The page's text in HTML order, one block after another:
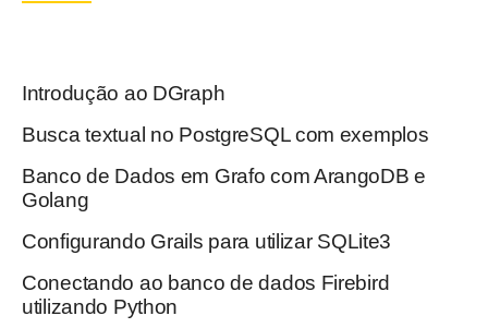
Postado em
Introdução ao DGraph
Busca textual no PostgreSQL com exemplos
Postado em
Banco de Dados em Grafo com ArangoDB e
Golang
Postado em
Configurando Grails para utilizar SQLite3
Postado em
Conectando ao banco de dados Firebird
utilizando Python